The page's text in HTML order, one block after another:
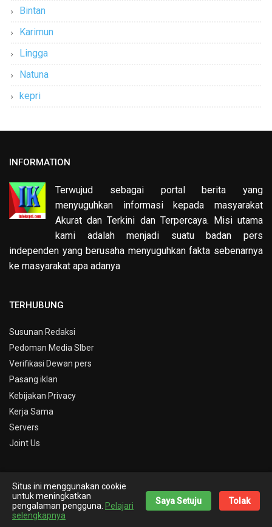
Bintan
Karimun
Lingga
Natuna
kepri
INFORMATION
Terwujud sebagai portal berita yang
menyuguhkan informasi kepada masyarakat
Akurat dan Terkini dan Terpercaya. Misi utama
kami adalah menjadi suatu badan pers
independen yang berusaha menyuguhkan fakta sebenarnya
ke masyarakat apa adanya
TERHUBUNG
Susunan Redaksi
Pedoman Media SIber
Verifikasi Dewan pers
Pasang iklan
Kebijakan Privacy
Kerja Sama
Servers
Joint Us
© Copyright 2019 -
Info Kepri
Theme ByNick Desain
Situs ini menggunakan cookie
untuk meningkatkan
pengalaman pengguna. Pelajari
selengkapnya
Saya Setuju Tolak